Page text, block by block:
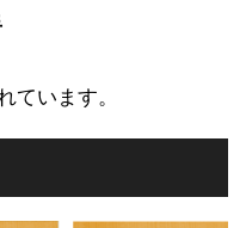
ています。